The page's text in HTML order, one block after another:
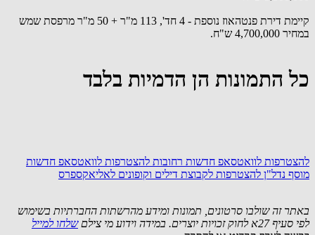
קיימת דירת פנטהאוז נוספת - 4 חד', 113 מ"ר + 50 מ"ר מרפסת שמש
במחיר 4,700,000 ש"ח.
כל התמונות הן הדמיות בלבד
להצטרפות לוואטסאפ חדשות רחובות להצטרפות לוואטסאפ חדשות
מוסף נדל"ן להצטרפות לקבוצת דילים וקופונים לאליאקספרס
באתר זה שולבו סרטונים, תמונות ומידע מהרשתות החברתיות בשימוש
לפי סעיף 27א לחוק זכויות יוצרים. במידה וידוע מי צילם
שלחו למייל